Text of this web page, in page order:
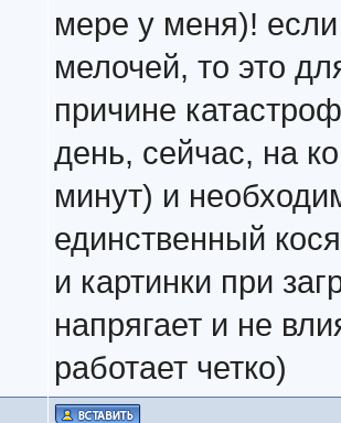
мере у меня)!
мелочей, то это
причине
день, сейчас, на
минут) и
единственный
и картинки при
напрягает и не
работает четко)